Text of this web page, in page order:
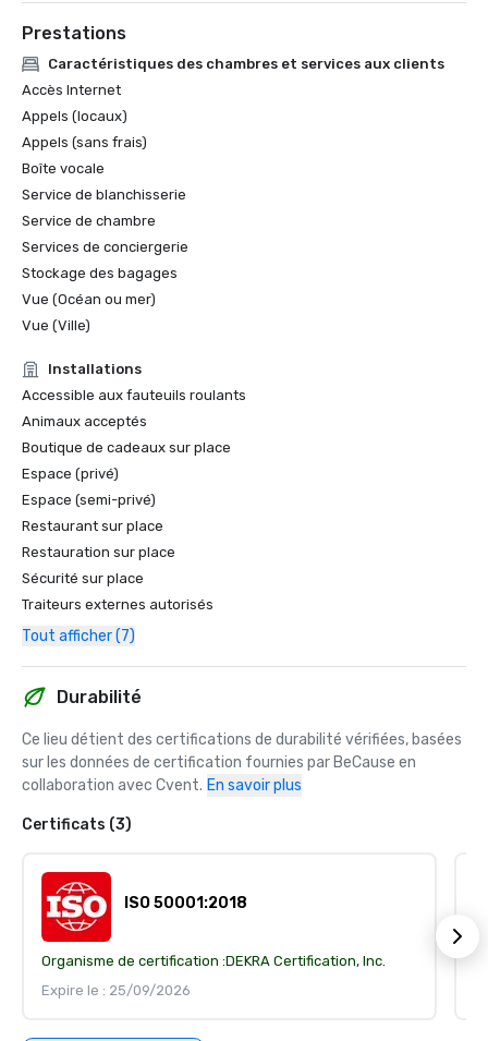
Prestations
Caractéristiques des chambres et services aux clients
Accès Internet
Appels (locaux)
Appels (sans frais)
Boîte vocale
Service de blanchisserie
Service de chambre
Services de conciergerie
Stockage des bagages
Vue (Océan ou mer)
Vue (Ville)
Installations
Accessible aux fauteuils roulants
Animaux acceptés
Boutique de cadeaux sur place
Espace (privé)
Espace (semi-privé)
Restaurant sur place
Restauration sur place
Sécurité sur place
Traiteurs externes autorisés
Tout afficher (7)
Durabilité
Ce lieu détient des certifications de durabilité vérifiées, basées
sur les données de certification fournies par BeCause en
collaboration avec Cvent. En savoir plus
Certificats (3)
ISO 50001:2018
Organisme de certification :DEKRA Certification, Inc.
Expire le : 25/09/2026